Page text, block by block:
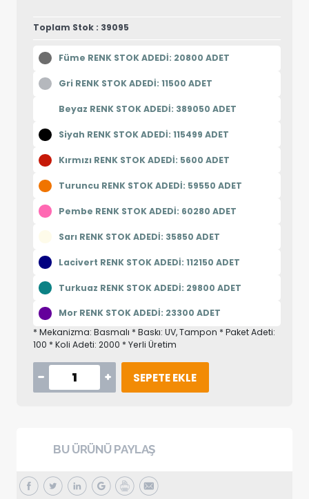
Toplam Stok : 39095
Füme RENK STOK ADEDİ: 20800 ADET
Gri RENK STOK ADEDİ: 11500 ADET
Beyaz RENK STOK ADEDİ: 389050 ADET
Siyah RENK STOK ADEDİ: 115499 ADET
Kırmızı RENK STOK ADEDİ: 5600 ADET
Turuncu RENK STOK ADEDİ: 59550 ADET
Pembe RENK STOK ADEDİ: 60280 ADET
Sarı RENK STOK ADEDİ: 35850 ADET
Lacivert RENK STOK ADEDİ: 112150 ADET
Turkuaz RENK STOK ADEDİ: 29800 ADET
Mor RENK STOK ADEDİ: 23300 ADET
* Mekanizma: Basmalı * Baskı: UV, Tampon * Paket Adeti:
100 * Koli Adeti: 2000 * Yerli Üretim
SEPETE EKLE
BU ÜRÜNÜ PAYLAŞ